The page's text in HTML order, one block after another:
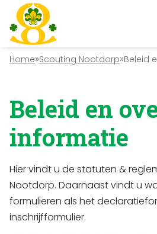
Home»Scouting Nootdorp»Beleid
Beleid en
informatie
Hier vindt u de statuten &
Nootdorp. Daarnaast vindt u
formulieren als het
inschrijfformulier.